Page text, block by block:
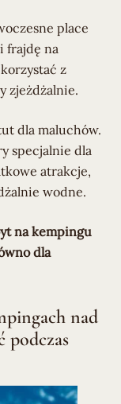
place
frajdę na
z
zjeżdżalnie.
dla maluchów.
specjalnie dla
atrakcje,
wodne.
na kempingu
dla
nad
podczas